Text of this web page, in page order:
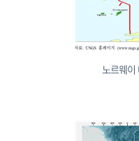
노르웨이